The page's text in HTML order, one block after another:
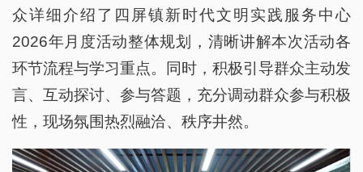
众详细介绍了四屏镇新时代文明实践服务中心
2026年月度活动整体规划，清晰讲解本次活动各
环节流程与学习重点。同时，积极引导群众主动发
言、互动探讨、参与答题，充分调动群众参与积极
性，现场氛围热烈融洽、秩序井然。